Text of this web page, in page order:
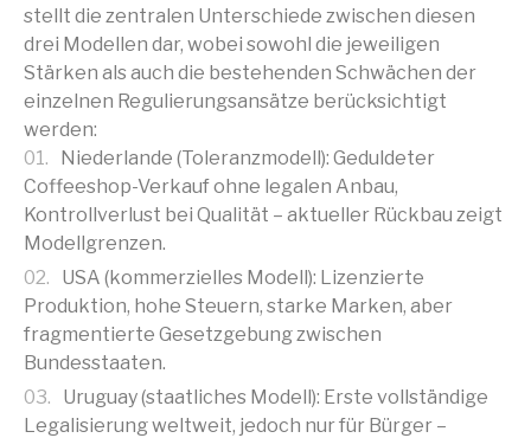
stellt die zentralen Unterschiede zwischen diesen
drei Modellen dar, wobei sowohl die jeweiligen
Stärken als auch die bestehenden Schwächen der
einzelnen Regulierungsansätze berücksichtigt
werden:
Niederlande (Toleranzmodell): Geduldeter
Coffeeshop-Verkauf ohne legalen Anbau,
Kontrollverlust bei Qualität – aktueller Rückbau zeigt
Modellgrenzen.
USA (kommerzielles Modell): Lizenzierte
Produktion, hohe Steuern, starke Marken, aber
fragmentierte Gesetzgebung zwischen
Bundesstaaten.
Uruguay (staatliches Modell): Erste vollständige
Legalisierung weltweit, jedoch nur für Bürger –